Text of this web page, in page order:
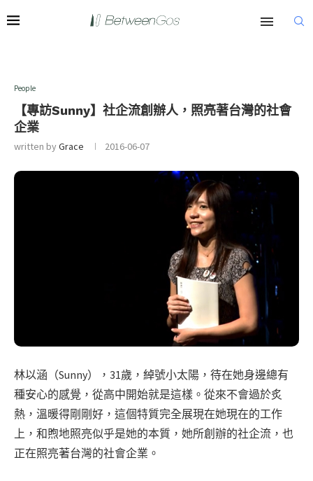
People
【專訪Sunny】社企流創辦人，照亮著台灣的社會
企業
written byGrace 2016-06-07
林以涵（Sunny），31歲，綽號小太陽，待在她身邊總有
種安心的感覺，從高中開始就是這樣。從來不會過於炙
熱，溫暖得剛剛好，這個特質完全展現在她現在的工作
上，和煦地照亮似乎是她的本質，她所創辦的社企流，也
正在照亮著台灣的社會企業。